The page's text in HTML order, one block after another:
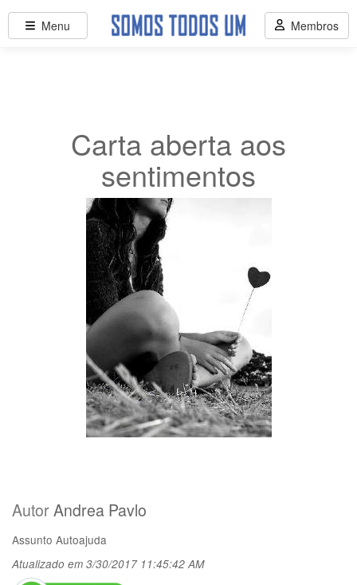
Carta aberta aos
sentimentos
AutorAndrea Pavlo
Assunto Autoajuda
Atualizado em 3/30/2017 11:45:42 AM
Menu Membros